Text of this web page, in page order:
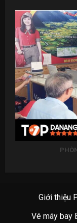
Giới thiệu
Vé máy bay